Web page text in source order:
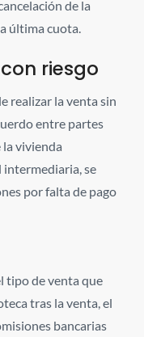
de la
última cuota.
riesgo
realizar la venta sin
entre partes
vivienda
intermediaria, se
por falta de pago
tipo de venta que
tras la venta, el
bancarias